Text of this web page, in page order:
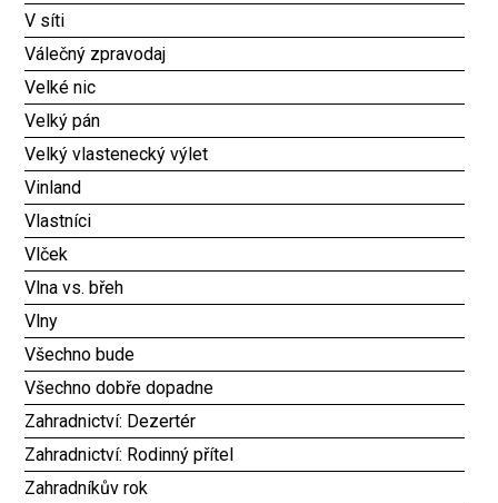
V síti
Válečný zpravodaj
Velké nic
Velký pán
Velký vlastenecký výlet
Vinland
Vlastníci
Vlček
Vlna vs. břeh
Vlny
Všechno bude
Všechno dobře dopadne
Zahradnictví: Dezertér
Zahradnictví: Rodinný přítel
Zahradníkův rok